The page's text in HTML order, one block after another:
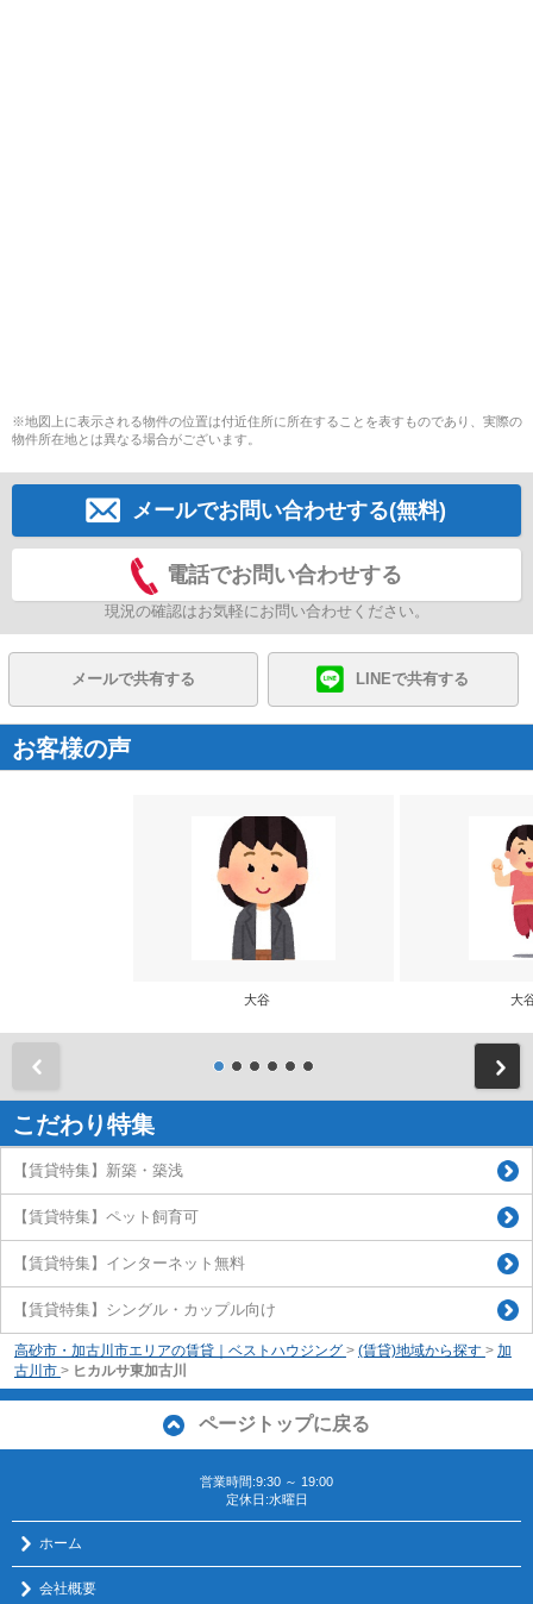
※地図上に表示される物件の位置は付近住所に所在することを表すものであり、実際の
物件所在地とは異なる場合がございます。
メールでお問い合わせする(無料)
電話でお問い合わせする
現況の確認はお気軽にお問い合わせください。
メールで共有する LINEで共有する
お客様の声
大谷 大
こだわり特集
【賃貸特集】新築・築浅
【賃貸特集】ペット飼育可
【賃貸特集】インターネット無料
【賃貸特集】シングル・カップル向け
高砂市・加古川市エリアの賃貸｜ベストハウジング > (賃貸)地域から探す > 加
古川市 > ヒカルサ東加古川
ページトップに戻る
営業時間:9:30 ～ 19:00
定休日:水曜日
ホーム
会社概要